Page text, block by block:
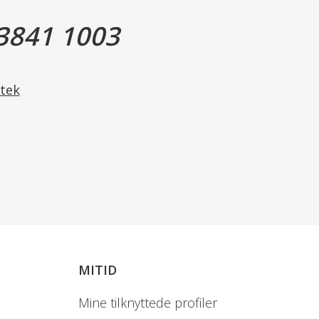
løbende solbeskyttelse. Specielt, efter du har svedt,
Diethylamino Hydroxybenzoyl Hexyl Benzoate,
Methoxyphenyl Triazine, C12-15 Alkyl
Ethylhexyl Triazone, Tris-Biphenyl Triazine
1003
MITID
Mine tilknyttede profiler